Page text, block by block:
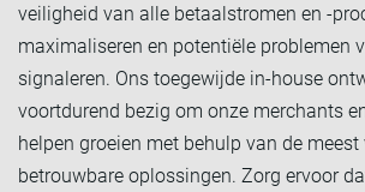
veiligheid van alle betaalstromen en -
maximaliseren en potentiële problemen
signaleren. Ons toegewijde in-house
voortdurend bezig om onze merchants
helpen groeien met behulp van de meest
betrouwbare oplossingen. Zorg ervoor